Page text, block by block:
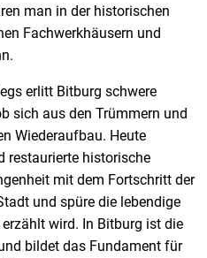
man in der historischen
Fachwerkhäusern und
erlitt Bitburg schwere
sich aus den Trümmern und
Wiederaufbau. Heute
restaurierte historische
mit dem Fortschritt der
und spüre die lebendige
wird. In Bitburg ist die
bildet das Fundament für